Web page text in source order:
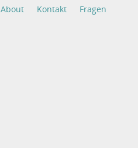
About Kontakt Fragen